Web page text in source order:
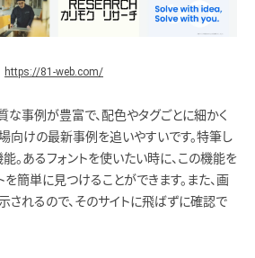
https://81-web.com/
な事例が豊富で、配色やタグごとに細かく
向けの最新事例を追いやすいです。特筆し
。あるフォントを使いたい時に、この機能を
簡単に見つけることができます。また、画
されるので、そのサイトに飛ばずに確認で